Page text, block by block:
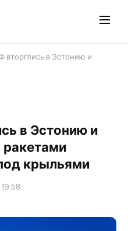
вторглись в Эстонию и
в Эстонию и
ракетами
крыльями